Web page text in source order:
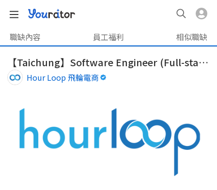
職缺內容 員工福利 相似職缺
【Taichung】Software Engineer (Full-stack)
Hour Loop 飛輪電商